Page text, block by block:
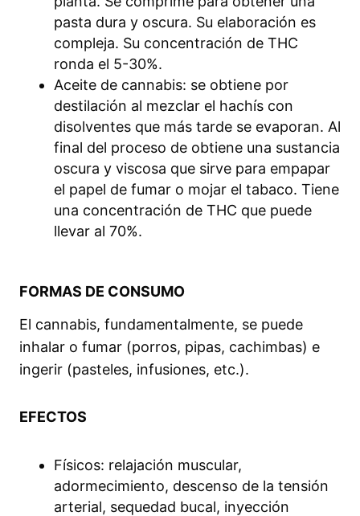
pasta dura y oscura. Su elaboración es
compleja. Su concentración de THC
ronda el 5-30%.
Aceite de cannabis: se obtiene por
destilación al mezclar el hachís con
disolventes que más tarde se evaporan. Al
final del proceso de obtiene una sustancia
oscura y viscosa que sirve para empapar
el papel de fumar o mojar el tabaco. Tiene
una concentración de THC que puede
llevar al 70%.
FORMAS DE CONSUMO
El cannabis, fundamentalmente, se puede
inhalar o fumar (porros, pipas, cachimbas) e
ingerir (pasteles, infusiones, etc.).
EFECTOS
Físicos: relajación muscular,
adormecimiento, descenso de la tensión
arterial, sequedad bucal, inyección